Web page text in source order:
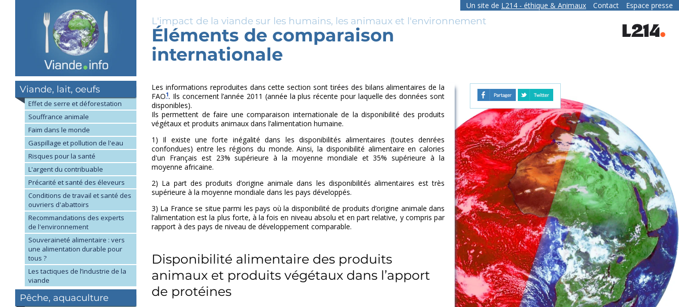
Un site de L214 - éthique & Animaux
contact
Contact Espace presse
Viande, lait, oeufs
Effet de serre et déforestation
Souffrance animale
Faim dans le monde
Gaspillage et pollution de l'eau
Risques pour la santé
L'argent du contribuable
Précarité et santé des éleveurs
Conditions de travail et santé des
ouvriers d'abattoirs
Recommandations des experts
de l'environnement
Souveraineté alimentaire : vers
une alimentation durable pour
tous ?
Les tactiques de l’industrie de la
viande
Pêche, aquaculture
L'impact de la viande sur les humains, les animaux et l'environnement
Éléments de comparaison
internationale
Les informations reproduites dans cette section sont tirées des bilans alimentaires de la
FAO1. Ils concernent l’année 2011 (année la plus récente pour laquelle des données sont
disponibles).
Ils permettent de faire une comparaison internationale de la disponibilité des produits
végétaux et produits animaux dans l’alimentation humaine.
1) Il existe une forte inégalité dans les disponibilités alimentaires (toutes denrées
confondues) entre les régions du monde. Ainsi, la disponibilité alimentaire en calories
d'un Français est 23% supérieure à la moyenne mondiale et 35% supérieure à la
moyenne africaine.
2) La part des produits d’origine animale dans les disponibilités alimentaires est très
supérieure à la moyenne mondiale dans les pays développés.
3) La France se situe parmi les pays où la disponibilité de produits d’origine animale dans
l’alimentation est la plus forte, à la fois en niveau absolu et en part relative, y compris par
rapport à des pays de niveau de développement comparable.
Disponibilité alimentaire des produits
animaux et produits végétaux dans l’apport
de protéines